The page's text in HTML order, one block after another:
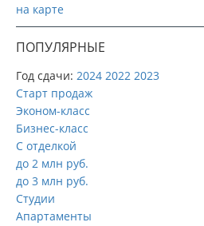
на карте
ПОПУЛЯРНЫЕ
Год сдачи: 2024 2022 2023
Старт продаж
Эконом-класс
Бизнес-класс
С отделкой
до 2 млн руб.
до 3 млн руб.
Студии
Апартаменты